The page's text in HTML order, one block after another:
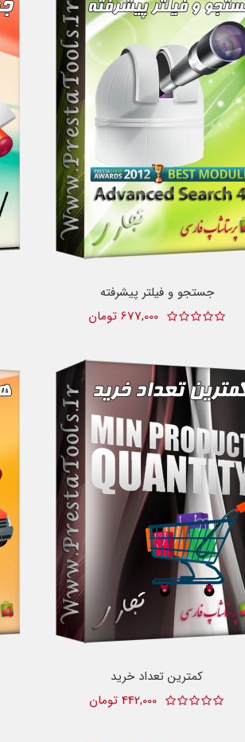
جستجو و فیلتر پیشرفته
677,000 تومان
کمترین تعداد خرید
442,000 تومان